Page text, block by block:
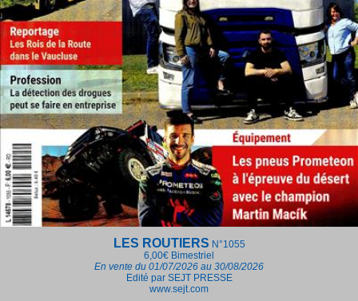
LES ROUTIERS N°1055
6,00€ Bimestriel
En vente du 01/07/2026 au 30/08/2026
Edité par SEJT PRESSE
www.sejt.com